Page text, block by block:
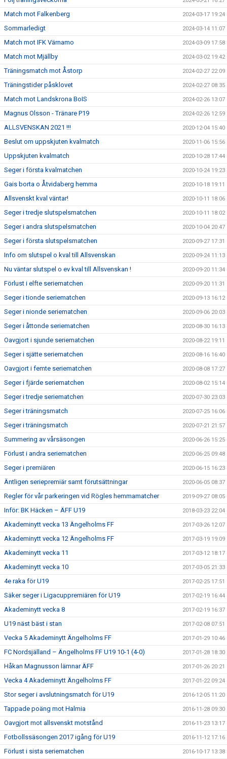
Match mot Falkenberg 2024-03-17 19:24
Sommarledigt 2024-03-14 11:07
Match mot IFK Värnamo 2024-03-09 17:58
Match mot Mjällby 2024-03-02 19:42
Träningsmatch mot Åstorp 2024-02-27 22:09
Träningstider påsklovet 2024-02-27 08:35
Match mot Landskrona BoIS 2024-02-26 13:07
Magnus Olsson - Tränare P19 2024-02-26 12:59
ALLSVENSKAN 2021 !!! 2020-12-04 15:40
Beslut om uppskjuten kvalmatch 2020-11-06 15:56
Uppskjuten kvalmatch 2020-10-28 17:44
Seger i första kvalmatchen 2020-10-24 19:23
Gais borta o Åtvidaberg hemma 2020-10-18 19:11
Allsvenskt kval väntar! 2020-10-11 18:06
Seger i tredje slutspelsmatchen 2020-10-11 18:02
Seger i andra slutspelsmatchen 2020-10-04 20:47
Seger i första slutspelsmatchen 2020-09-27 17:31
Info om slutspel o kval till Allsvenskan 2020-09-24 11:13
Nu väntar slutspel o ev kval till Allsvenskan ! 2020-09-20 11:34
Förlust i elfte seriematchen 2020-09-20 11:31
Seger i tionde seriematchen 2020-09-13 16:12
Seger i nionde seriematchen 2020-09-06 20:03
Seger i åttonde seriematchen 2020-08-30 16:13
Oavgjort i sjunde seriematchen 2020-08-22 19:11
Seger i sjätte seriematchen 2020-08-16 16:40
Oavgjort i femte seriematchen 2020-08-08 17:27
Seger i fjärde seriematchen 2020-08-02 15:14
Seger i tredje seriematchen 2020-07-30 23:03
Seger i träningsmatch 2020-07-25 16:06
Seger i träningsmatch 2020-07-21 21:57
Summering av vårsäsongen 2020-06-26 15:25
Förlust i andra seriematchen 2020-06-25 09:48
Seger i premiären 2020-06-15 16:23
Äntligen seriepremiär samt förutsättningar 2020-06-05 08:37
Regler för vår parkeringen vid Rögles hemmamatcher 2019-09-27 08:05
Inför: BK Häcken – ÄFF U19 2018-03-23 22:04
Akademinytt vecka 13 Ängelholms FF 2017-03-26 12:07
Akademinytt vecka 12 Ängelholms FF 2017-03-19 19:09
Akademinytt vecka 11 2017-03-12 18:17
Akademinytt vecka 10 2017-03-05 21:33
4e raka för U19 2017-02-25 17:51
Säker seger i Ligacuppremiären för U19 2017-02-19 16:44
Akademinytt vecka 8 2017-02-19 16:37
U19 näst bäst i stan 2017-02-08 07:51
Vecka 5 Akademinytt Ängelholms FF 2017-01-29 10:46
FC Nordsjälland – Ängelholms FF U19 10-1 (4-0) 2017-01-28 18:30
Håkan Magnusson lämnar ÄFF 2017-01-26 20:21
Vecka 4 Akademinytt Ängelholms FF 2017-01-22 09:24
Stor seger i avslutningsmatch för U19 2016-12-05 11:20
Tappade poäng mot Halmia 2016-11-28 09:30
Oavgjort mot allsvenskt motstånd 2016-11-23 13:17
Fotbollssäsongen 2017 igång för U19 2016-11-12 17:16
Förlust i sista seriematchen 2016-10-17 13:38